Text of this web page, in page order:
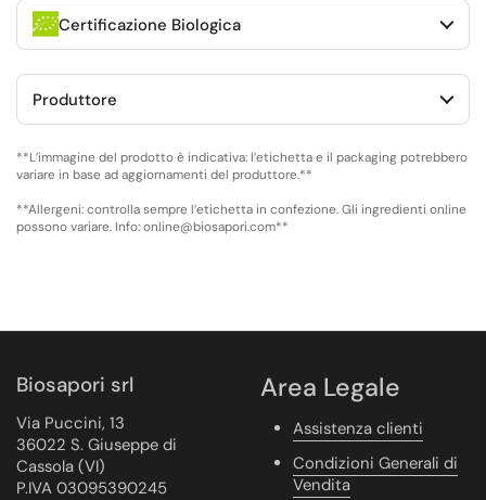
Certificazione Biologica
Produttore
**L’immagine del prodotto è indicativa: l’etichetta e il packaging potrebbero
variare in base ad aggiornamenti del produttore.**
**Allergeni: controlla sempre l’etichetta in confezione. Gli ingredienti online
possono variare. Info: online@biosapori.com**
Biosapori srl
Via Puccini, 13
36022 S. Giuseppe di
Cassola (VI)
P.IVA 03095390245
Area Legale
Assistenza clienti
Condizioni Generali di
Vendita